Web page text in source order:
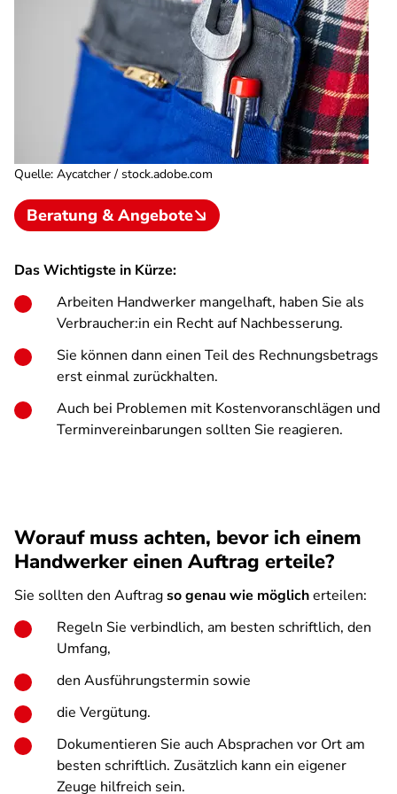
Quelle: Aycatcher / stock.adobe.com
Beratung & Angebote
Das Wichtigste in Kürze:
Arbeiten Handwerker mangelhaft, haben Sie als
Verbraucher:in ein Recht auf Nachbesserung.
Sie können dann einen Teil des Rechnungsbetrags
erst einmal zurückhalten.
Auch bei Problemen mit Kostenvoranschlägen und
Terminvereinbarungen sollten Sie reagieren.
Worauf muss achten, bevor ich einem
Handwerker einen Auftrag erteile?
Sie sollten den Auftragso genau wie möglicherteilen:
Regeln Sie verbindlich, am besten schriftlich, den
Umfang,
den Ausführungstermin sowie
die Vergütung.
Dokumentieren Sie auch Absprachen vor Ort am
besten schriftlich. Zusätzlich kann ein eigener
Zeuge hilfreich sein.